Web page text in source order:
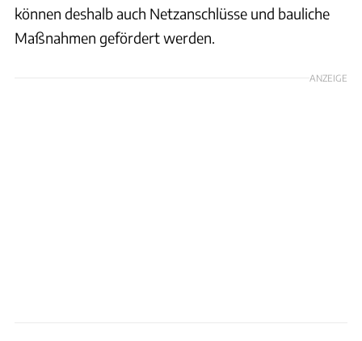
können deshalb auch Netzanschlüsse und bauliche
Maßnahmen gefördert werden.
ANZEIGE